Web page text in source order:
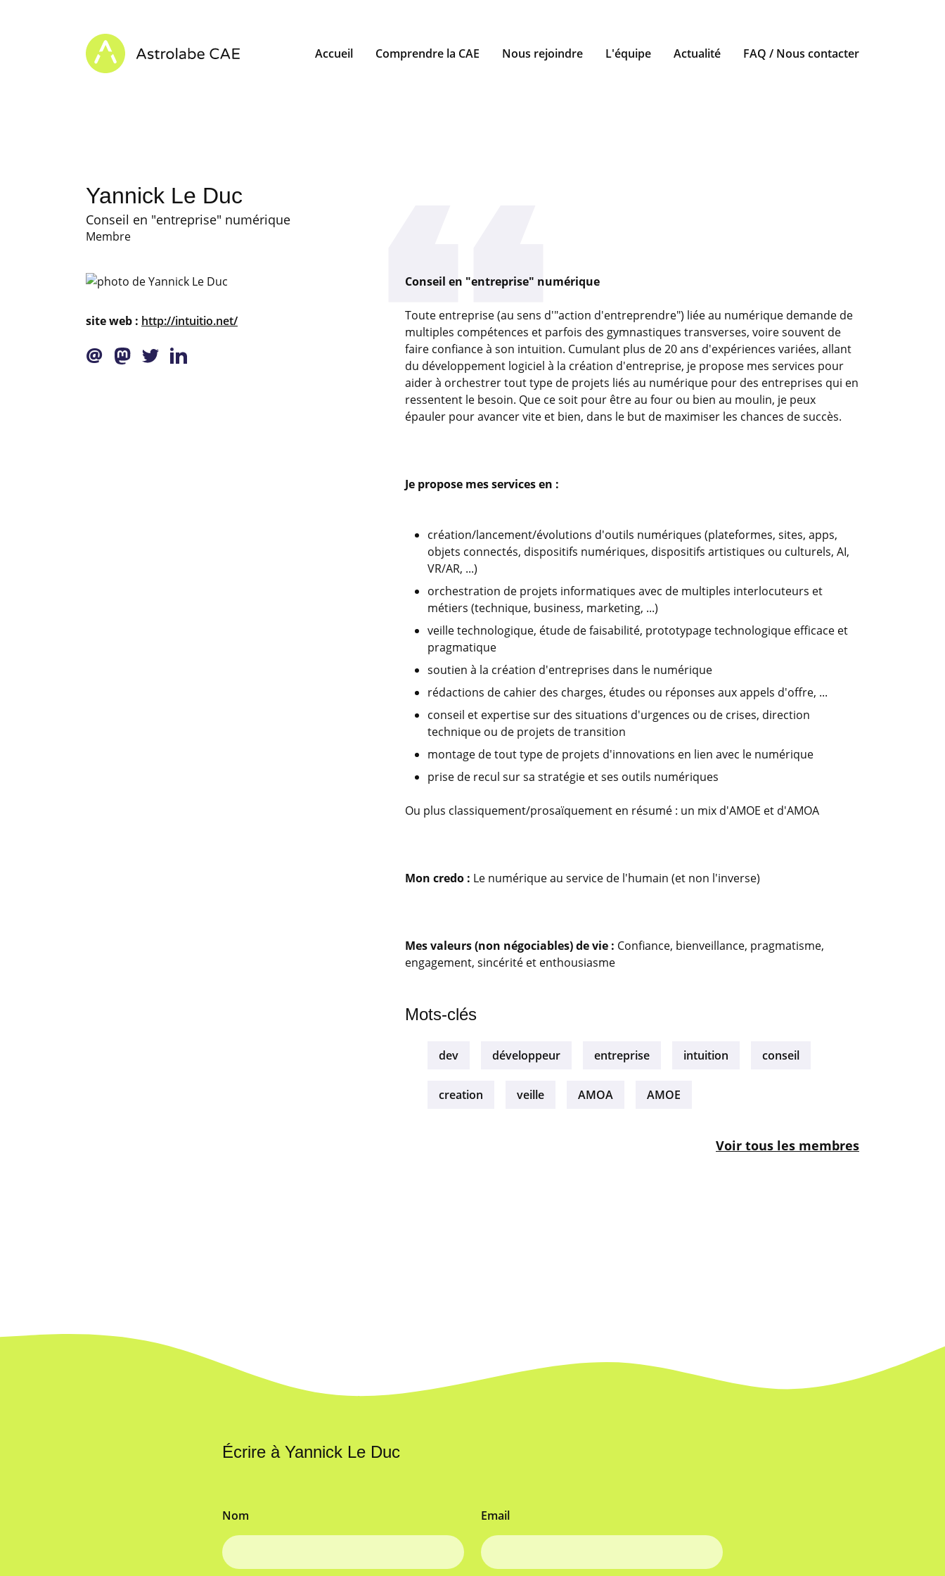
Astrolabe CAE - Home
Accueil Comprendre la CAE Nous rejoindre L'équipe Actualité FAQ / Nous contacter
Yannick Le Duc
Conseil en "entreprise" numérique
Membre
site web : http://intuitio.net/
@
Conseil en "entreprise" numérique
Toute entreprise (au sens d'"action d'entreprendre") liée au numérique demande de
multiples compétences et parfois des gymnastiques transverses, voire souvent de
faire confiance à son intuition. Cumulant plus de 20 ans d'expériences variées, allant
du développement logiciel à la création d'entreprise, je propose mes services pour
aider à orchestrer tout type de projets liés au numérique pour des entreprises qui en
ressentent le besoin. Que ce soit pour être au four ou bien au moulin, je peux
épauler pour avancer vite et bien, dans le but de maximiser les chances de succès.
Je propose mes services en :
création/lancement/évolutions d'outils numériques (plateformes, sites, apps,
objets connectés, dispositifs numériques, dispositifs artistiques ou culturels, AI,
VR/AR, ...)
orchestration de projets informatiques avec de multiples interlocuteurs et
métiers (technique, business, marketing, ...)
veille technologique, étude de faisabilité, prototypage technologique efficace et
pragmatique
soutien à la création d'entreprises dans le numérique
rédactions de cahier des charges, études ou réponses aux appels d'offre, ...
conseil et expertise sur des situations d'urgences ou de crises, direction
technique ou de projets de transition
montage de tout type de projets d'innovations en lien avec le numérique
prise de recul sur sa stratégie et ses outils numériques
Ou plus classiquement/prosaïquement en résumé : un mix d'AMOE et d'AMOA
Mon credo : Le numérique au service de l'humain (et non l'inverse)
Mes valeurs (non négociables) de vie : Confiance, bienveillance, pragmatisme,
engagement, sincérité et enthousiasme
Mots-clés
dev développeur entreprise intuition conseil
creation veille AMOA AMOE
Voir tous les membres
Écrire à Yannick Le Duc
Nom Email